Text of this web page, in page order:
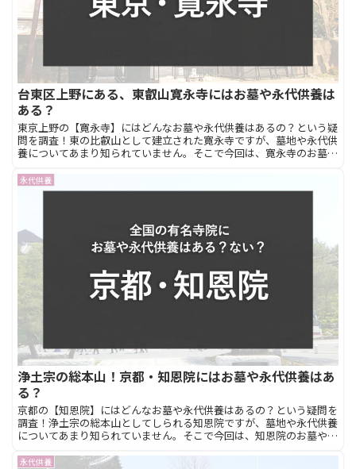
台東区上野にある、東叡山寛永寺にはお墓や永代供養は
ある？
東京上野の【寛永寺】にはどんなお墓や永代供養はあるの？という疑
問を調査！東の比叡山として建立された寛永寺ですが、墓地や永代供
養についてあまり知られていません。そこで今回は、寛永寺のお墓や
い方におすすめです。
永代供養
浄土宗の総本山！京都・知恩院にはお墓や永代供養はあ
る？
京都の【知恩院】にはどんなお墓や永代供養はあるの？という疑問を
調査！浄土宗の総本山としてしられる知恩院ですが、墓地や永代供養
についてあまり知られていません。そこで今回は、知恩院のお墓や永
おすすめです。
永代供養